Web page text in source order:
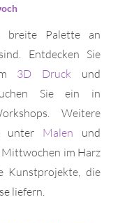
breite Palette an
Entdecken Sie
3D Druck und
Sie ein in
Weitere
unter Malen und
Mittwochen im Harz
Kunstprojekte, die
liefern.